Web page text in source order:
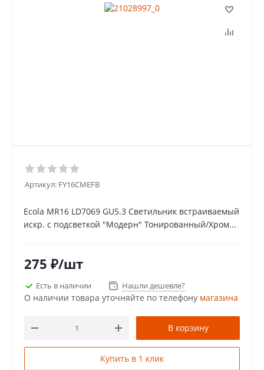
Артикул: FY16CMEFB
Ecola MR16 LD7069 GU5.3 Светильник встраиваемый
искр. с подсветкой "Модерн" Тонированный/Хром...
275 ₽/шт
Есть в наличии Нашли дешевле?
О наличии товара уточняйте по телефону магазина
В корзину
Купить в 1 клик